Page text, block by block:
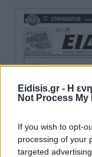
Eidisis.gr - Η
Not Process
If you wish to opt-
processing of your
targeted